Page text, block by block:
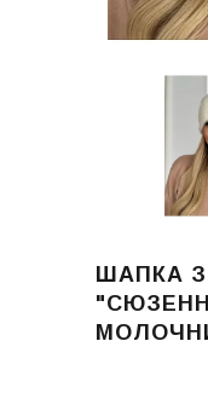
ШАПКА